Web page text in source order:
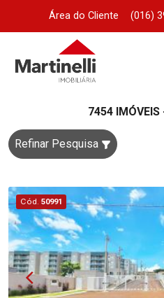
Área do Cliente (016)
7454 IMÓVEIS
Refinar Pesquisa
Cód. 50991